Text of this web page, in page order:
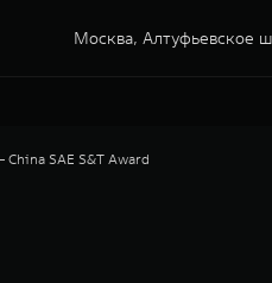
Москва, Алтуфьевское
SAE S&T Award